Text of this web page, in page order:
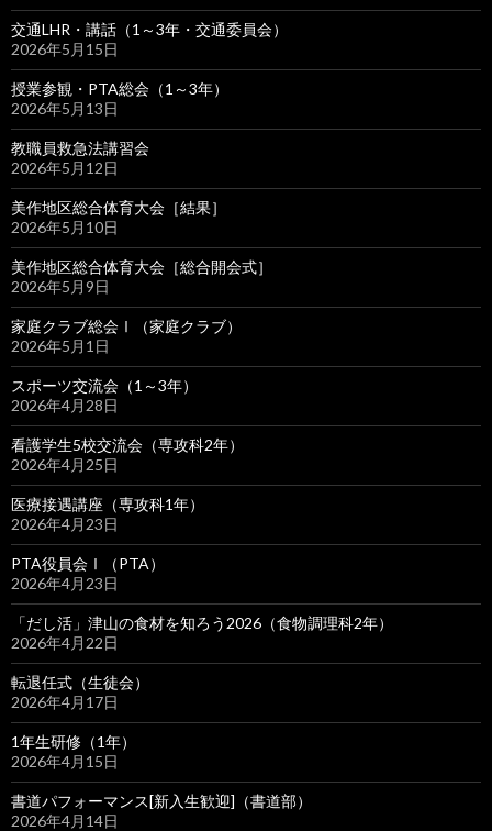
交通LHR・講話（1～3年・交通委員会）
2026年5月15日
授業参観・PTA総会（1～3年）
2026年5月13日
教職員救急法講習会
2026年5月12日
美作地区総合体育大会［結果］
2026年5月10日
美作地区総合体育大会［総合開会式］
2026年5月9日
家庭クラブ総会Ⅰ（家庭クラブ）
2026年5月1日
スポーツ交流会（1～3年）
2026年4月28日
看護学生5校交流会（専攻科2年）
2026年4月25日
医療接遇講座（専攻科1年）
2026年4月23日
PTA役員会Ⅰ（PTA）
2026年4月23日
「だし活」津山の食材を知ろう2026（食物調理科2年）
2026年4月22日
転退任式（生徒会）
2026年4月17日
1年生研修（1年）
2026年4月15日
書道パフォーマンス[新入生歓迎]（書道部）
2026年4月14日